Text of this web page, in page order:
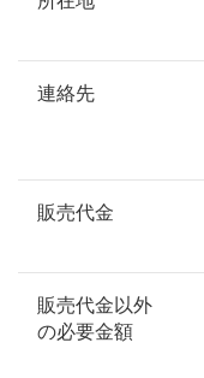
連絡先
販売代金
販売代金以外
の必要金額